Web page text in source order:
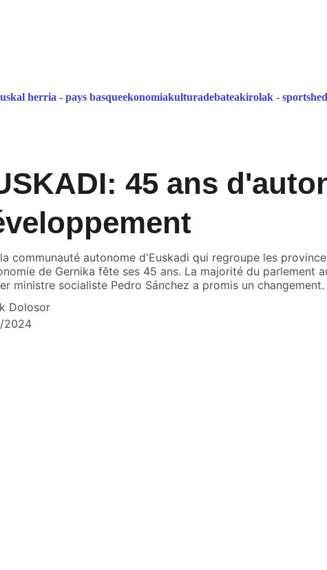
herria - pays basqueekonomiakulturadebateakirolak - sports
45 ans
communauté autonome d'Euskadi qui regroupe les
de Gernika fête ses 45 ans. La majorité du parlement
ministre socialiste Pedro Sánchez a promis un changement.
Dolosor
2024